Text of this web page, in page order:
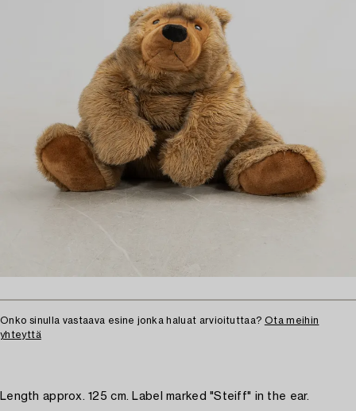
Onko sinulla vastaava esine jonka haluat arvioituttaa? Ota meihin
yhteyttä
Length approx. 125 cm. Label marked "Steiff" in the ear.